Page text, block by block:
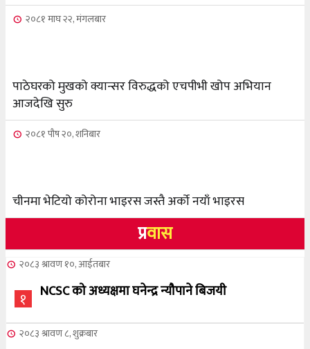
२०८१ माघ २२, मंगलबार
पाठेघरको मुखको क्यान्सर विरुद्धको एचपीभी खोप अभियान
आजदेखि सुरु
२०८१ पौष २०, शनिबार
चीनमा भेटियो कोरोना भाइरस जस्तै अर्को नयाँ भाइरस
प्रवास
२०८३ श्रावण १०, आईतबार
१ NCSC को अध्यक्षमा घनेन्द्र न्यौपाने बिजयी
२०८३ श्रावण ८, शुक्रबार